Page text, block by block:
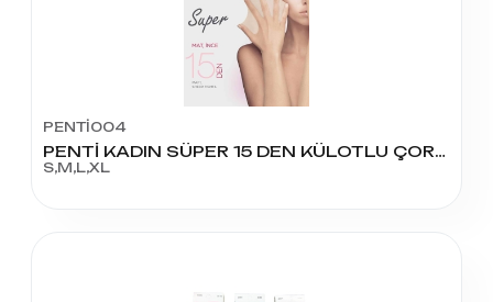
PENTİ004
PENTİ KADIN SÜPER 15 DEN KÜLOTLU ÇORAP
S,M,L,XL